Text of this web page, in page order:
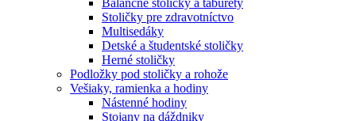
Balančné stoličky a taburety
Stoličky pre zdravotníctvo
Multisedáky
Detské a študentské stoličky
Herné stoličky
Podložky pod stoličky a rohože
Vešiaky, ramienka a hodiny
Nástenné hodiny
Stojany na dáždniky